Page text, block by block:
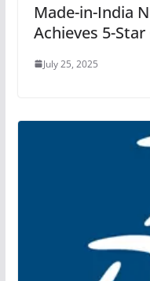
Made-in-India
Achieves 5-
July 25, 2025